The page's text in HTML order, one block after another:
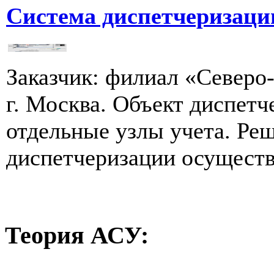
Система
Заказчик: филиал
г. Москва. Объект
отдельные узлы учета.
диспетчеризации
Теория АСУ: